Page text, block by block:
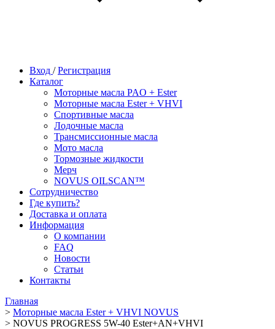
Вход /Регистрация
Каталог
Моторные масла PAO + Ester
Моторные масла Ester + VHVI
Спортивные масла
Лодочные масла
Трансмиссионные масла
Мото масла
Тормозные жидкости
Мерч
NOVUS OILSCAN™
Сотрудничество
Где купить?
Доставка и оплата
Информация
О компании
FAQ
Новости
Статьи
Контакты
Главная
> Моторные масла Ester + VHVI NOVUS
> NOVUS PROGRESS 5W-40 Ester+AN+VHVI